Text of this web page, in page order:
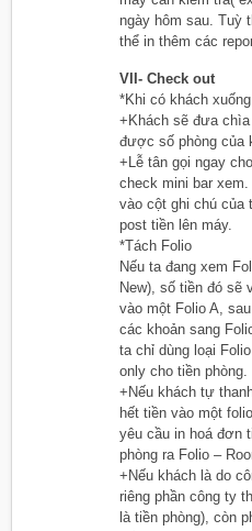
ngày hôm sau. Tuỳ
thể in thêm các
VII- Check out
*Khi có khách
+Khách sẽ đưa
được số phòng của
+Lễ tân gọi ngay
check mini bar
vào cột ghi chú của
post tiền lên máy.
*Tách Folio
Nếu ta đang xem
New), số tiền đó sẽ
vào một Folio A,
các khoản sang
ta chỉ dùng loại
only cho tiền phòng.
+Nếu khách tự
hết tiền vào một
yêu cầu in hoá đơn
phòng ra Folio –
+Nếu khách là do
riêng phần công ty
là tiền phòng), còn